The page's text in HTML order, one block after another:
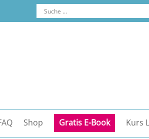
Shop Gratis E-Book Kurs